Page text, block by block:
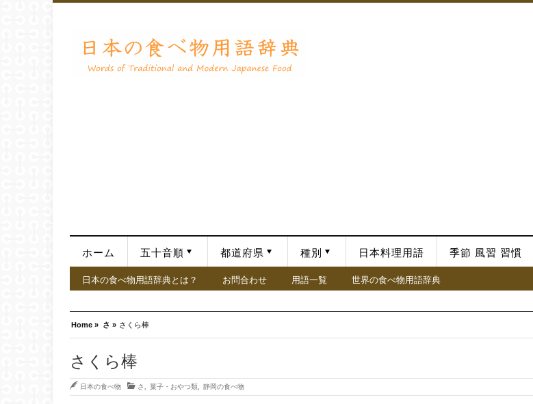
ホーム 五十音順 都道府県 種別 日本料理用語 季節 風習 習慣
日本の食べ物用語辞典とは？ お問合わせ 用語一覧 世界の食べ物用語辞典
Home » さ » さくら棒
さくら棒
日本の食べ物 さ 菓子・おやつ類 静岡の食べ物